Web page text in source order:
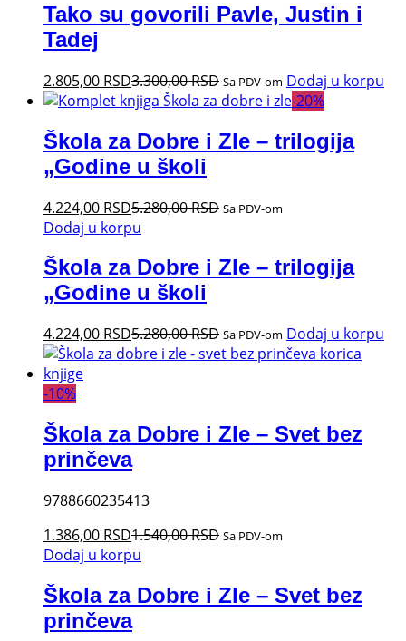
Tako su govorili Pavle, Justin i
Tadej
2.805,00 RSD3.300,00RSD Sa PDV-om Dodaj u korpu
-20%
Škola za Dobre i Zle – trilogija
„Godine u školi
4.224,00 RSD5.280,00RSD Sa PDV-om
Dodaj u korpu
Škola za Dobre i Zle – trilogija
„Godine u školi
4.224,00 RSD5.280,00RSD Sa PDV-om Dodaj u korpu
-10%
Škola za Dobre i Zle – Svet bez
prinčeva
9788660235413
1.386,00 RSD1.540,00RSD Sa PDV-om
Dodaj u korpu
Škola za Dobre i Zle – Svet bez
prinčeva